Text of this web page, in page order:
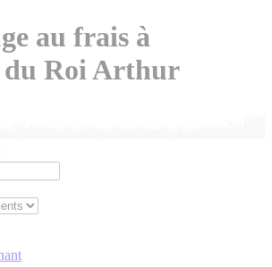
au frais à
Roi Arthur